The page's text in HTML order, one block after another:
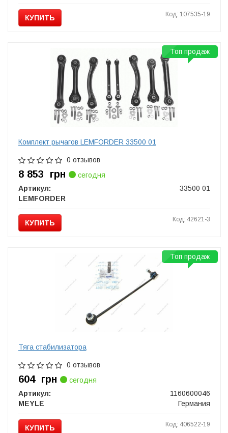
КУПИТЬ Код: 107535-19
Комплект рычагов LEMFORDER 33500 01
0 отзывов
8 853 грн
сегодня
Артикул:
33500 01
LEMFORDER
КУПИТЬ Код: 42621-3
Топ продаж
Тяга стабилизатора
0 отзывов
604 грн
сегодня
Артикул:
1160600046
MEYLE
Германия
КУПИТЬ Код: 406522-19
Топ продаж